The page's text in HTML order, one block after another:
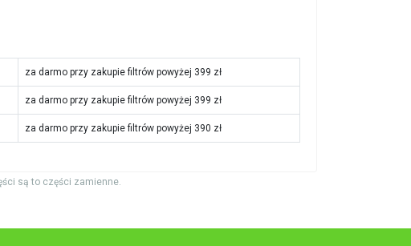
za darmo przy zakupie filtrów powyżej 399 zł
za darmo przy zakupie filtrów powyżej 399 zł
za darmo przy zakupie filtrów powyżej 390 zł
są to części zamienne.